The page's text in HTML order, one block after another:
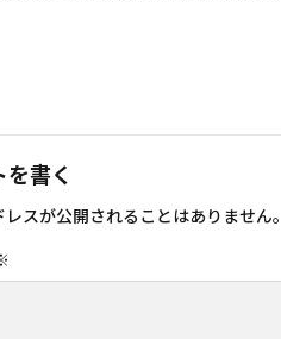
を書く
レスが公開されることはありません。